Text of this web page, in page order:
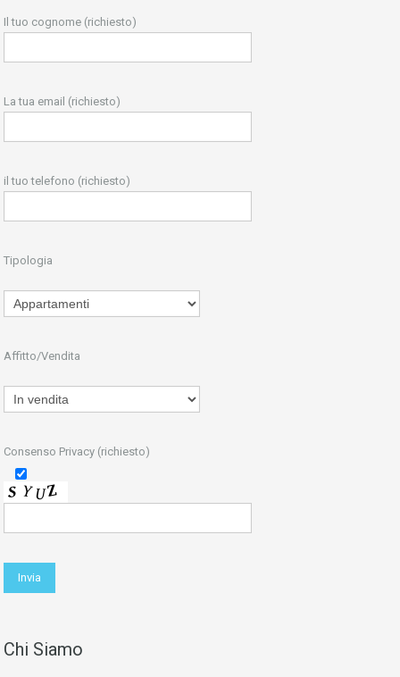
Il tuo cognome (richiesto)
La tua email (richiesto)
il tuo telefono (richiesto)
Tipologia
Affitto/Vendita
Consenso Privacy (richiesto)
Chi Siamo